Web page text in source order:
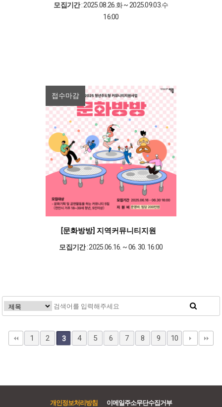
모집기간: 2025.08.26.화 ~ 2025.09.03.수
16:00
[문화방방] 지역커뮤니티지원
모집기간: 2025.06.16. ~ 06. 30. 16:00
접수마감
1 2 3 4 5 6 7 8 9 10
개인정보처리방침 이메일주소무단수집거부